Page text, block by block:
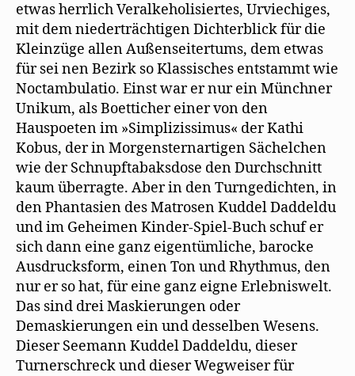
etwas herrlich Veralkeholisiertes, Urviechiges,
mit dem niederträchtigen Dichterblick für die
Kleinzüge allen Außenseitertums, dem etwas
für sei nen Bezirk so Klassisches entstammt wie
Noctambulatio. Einst war er nur ein Münchner
Unikum, als Boetticher einer von den
Hauspoeten im »Simplizissimus« der Kathi
Kobus, der in Morgensternartigen Sächelchen
wie der Schnupftabaksdose den Durchschnitt
kaum überragte. Aber in den Turngedichten, in
den Phantasien des Matrosen Kuddel Daddeldu
und im Geheimen Kinder-Spiel-Buch schuf er
sich dann eine ganz eigentümliche, barocke
Ausdrucksform, einen Ton und Rhythmus, den
nur er so hat, für eine ganz eigne Erlebniswelt.
Das sind drei Maskierungen oder
Demaskierungen ein und desselben Wesens.
Dieser Seemann Kuddel Daddeldu, dieser
Turnerschreck und dieser Wegweiser für